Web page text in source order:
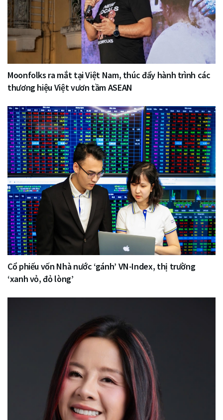
Moonfolks ra mắt tại Việt Nam, thúc đẩy hành trình các
thương hiệu Việt vươn tầm ASEAN
Cổ phiếu vốn Nhà nước ‘gánh’ VN-Index, thị trường
‘xanh vỏ, đỏ lòng’